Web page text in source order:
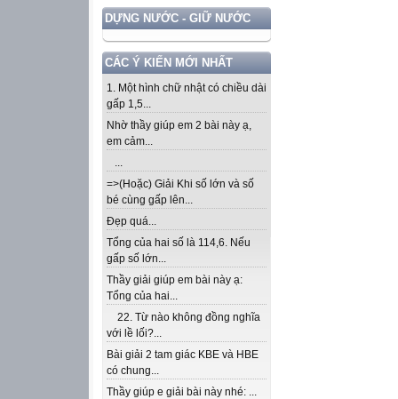
DỰNG NƯỚC - GIỮ NƯỚC
CÁC Ý KIẾN MỚI NHẤT
1. Một hình chữ nhật có chiều dài
gấp 1,5...
Nhờ thầy giúp em 2 bài này ạ,
em cảm...
...
=>(Hoặc) Giải Khi số lớn và số
bé cùng gấp lên...
Đẹp quá...
Tổng của hai số là 114,6. Nếu
gấp số lớn...
Thầy giải giúp em bài này ạ:
Tổng của hai...
22. Từ nào không đồng nghĩa
với lề lối?...
Bài giải 2 tam giác KBE và HBE
có chung...
Thầy giúp e giải bài này nhé: ...